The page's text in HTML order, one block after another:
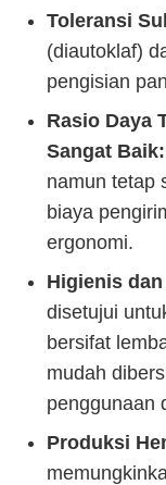
Toleransi
(diautoklaf)
pengisian
Rasio Daya
Sangat Baik:
namun tetap
biaya
ergonomi.
Higienis
disetujui
bersifat
mudah
penggunaan
Produksi